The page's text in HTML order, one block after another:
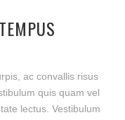
ac convallis risus
quis quam vel
lectus. Vestibulum